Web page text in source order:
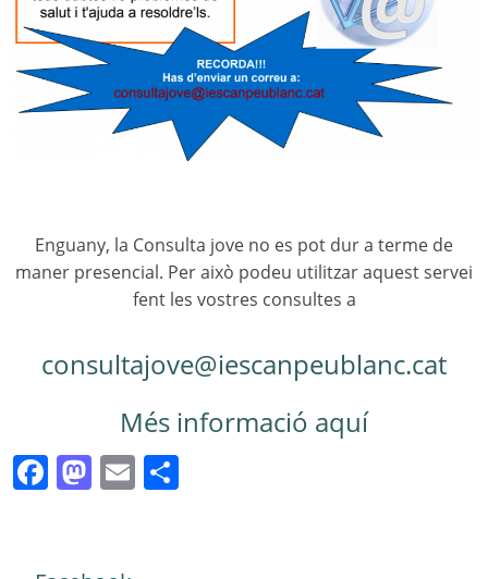
Enguany, la Consulta jove no es pot dur a terme de
maner presencial. Per això podeu utilitzar aquest servei
fent les vostres consultes a
consultajove@iescanpeublanc.cat
Més informació aquí
Facebook
Mastodon
Email